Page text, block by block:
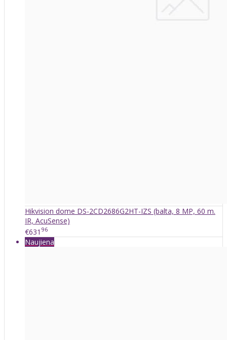
Hikvision dome DS-2CD2686G2HT-IZS (balta, 8 MP, 60 m.
IR, AcuSense)
€631 96
Naujiena